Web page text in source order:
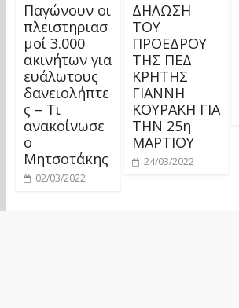
Παγώνουν οι
πλειστηριασ
μοί 3.000
ακινήτων για
ευάλωτους
δανειολήπτε
ς – Τι
ανακοίνωσε
ο
Μητσοτάκης
02/03/2022
ΔΗΛΩΣΗ
ΤΟΥ
ΠΡΟΕΔΡΟΥ
ΤΗΣ ΠΕΔ
ΚΡΗΤΗΣ
ΓΙΑΝΝΗ
ΚΟΥΡΑΚΗ ΓΙΑ
ΤΗΝ 25η
ΜΑΡΤΙΟΥ
24/03/2022